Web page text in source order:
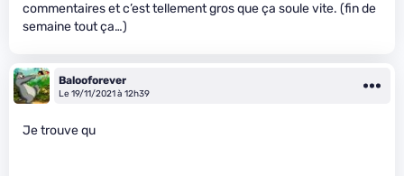
commentaires et c’est tellement gros que ça soule vite. (fin de
semaine tout ça…)
Balooforever
Le 19/11/2021 à 12h39
Je trouve qu